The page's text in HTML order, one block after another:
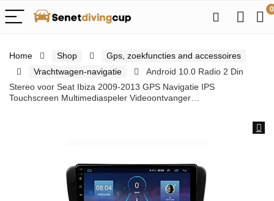
0
Home Shop
Gps, zoekfuncties and accessoires
Vrachtwagen-navigatie
Android 10.0 Radio 2 Din
Stereo voor Seat Ibiza 2009-2013 GPS Navigatie IPS
Touchscreen Multimediaspeler Videoontvanger…